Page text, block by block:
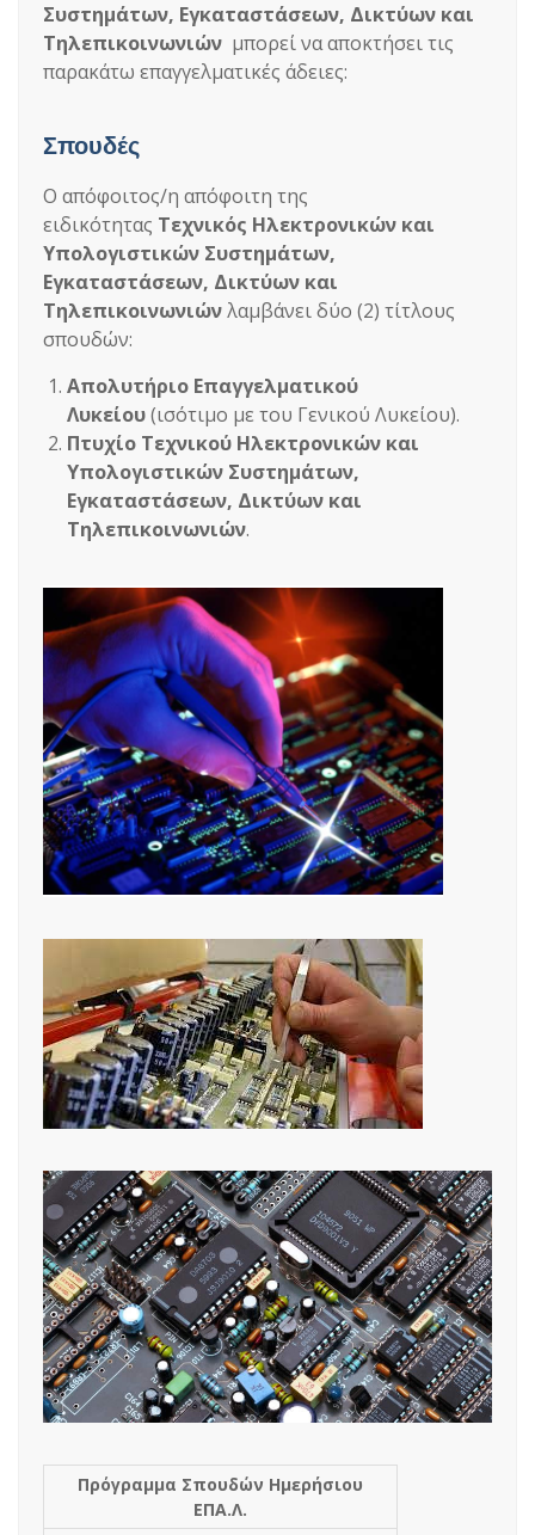
Συστημάτων, Εγκαταστάσεων, Δικτύων και
Τηλεπικοινωνιών μπορεί να αποκτήσει τις
παρακάτω επαγγελματικές άδειες:
Σπουδές
Ο απόφοιτος/η απόφοιτη της
ειδικότητας Τεχνικός Ηλεκτρονικών και
Υπολογιστικών Συστημάτων,
Εγκαταστάσεων, Δικτύων και
Τηλεπικοινωνιώνλαμβάνει δύο (2) τίτλους
σπουδών:
Απολυτήριο Επαγγελματικού
Λυκείου(ισότιμο με του Γενικού Λυκείου).
Πτυχίο Τεχνικού Ηλεκτρονικών και
Υπολογιστικών Συστημάτων,
Εγκαταστάσεων, Δικτύων και
Τηλεπικοινωνιών.
Πρόγραμμα Σπουδών Ημερήσιου
ΕΠΑ.Λ.